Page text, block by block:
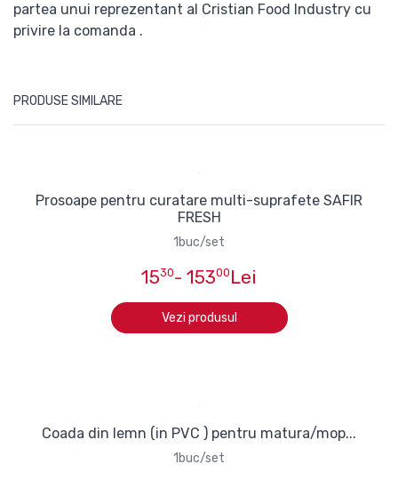
partea unui reprezentant al Cristian Food Industry cu
privire la comanda .
PRODUSE SIMILARE
Prosoape pentru curatare multi-suprafete SAFIR
FRESH
1buc/set
1530- 15300 Lei
Vezi produsul
Coada din lemn (in PVC ) pentru matura/mop...
1buc/set